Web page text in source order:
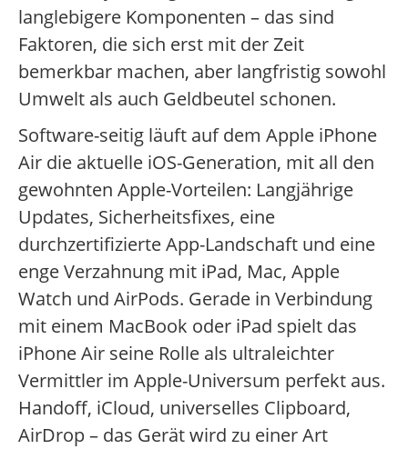
langlebigere Komponenten – das sind
Faktoren, die sich erst mit der Zeit
bemerkbar machen, aber langfristig sowohl
Umwelt als auch Geldbeutel schonen.
Software-seitig läuft auf dem Apple iPhone
Air die aktuelle iOS-Generation, mit all den
gewohnten Apple-Vorteilen: Langjährige
Updates, Sicherheitsfixes, eine
durchzertifizierte App-Landschaft und eine
enge Verzahnung mit iPad, Mac, Apple
Watch und AirPods. Gerade in Verbindung
mit einem MacBook oder iPad spielt das
iPhone Air seine Rolle als ultraleichter
Vermittler im Apple-Universum perfekt aus.
Handoff, iCloud, universelles Clipboard,
AirDrop – das Gerät wird zu einer Art